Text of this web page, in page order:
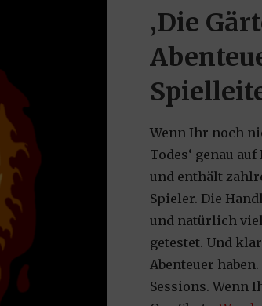
‚Die
Wenn Ihr noch
Todes‘ genau
und enthält
Spieler. Die
und natürlich
getestet. Und
Abenteuer
Sessions. Wenn